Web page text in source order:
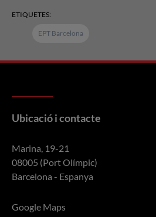
ETIQUETES:
EPT Barcelona
Ubicació i contacte
Marina, 19-21
08005 (Port Olímpic)
Barcelona - Espanya
Google Maps